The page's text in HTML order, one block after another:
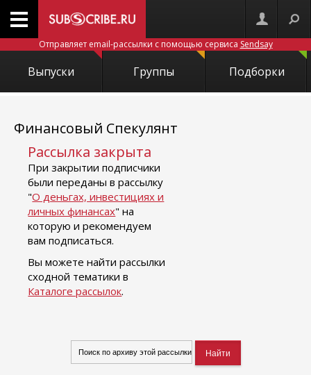
Отправляет email-рассылки с помощью сервиса Sendsay
Выпуски Группы Подборки
Финансовый Спекулянт
Рассылка закрыта
При закрытии подписчики
были переданы в рассылку
"О деньгах, инвестициях и
личных финансах" на
которую и рекомендуем
вам подписаться.
Вы можете найти рассылки
сходной тематики в
Каталоге рассылок.